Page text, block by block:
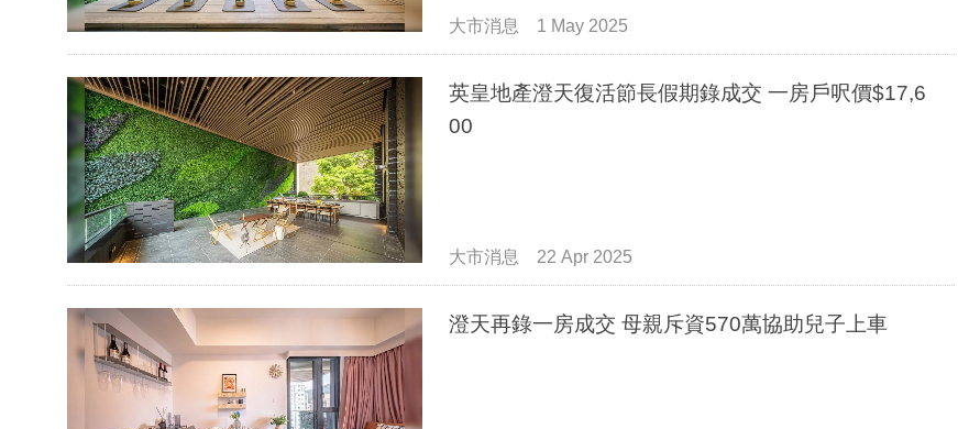
大市消息 1 May 2025
英皇地產澄天復活節長假期錄成交 一房戶呎價$17,6
00
大市消息 22 Apr 2025
澄天再錄一房成交 母親斥資570萬協助兒子上車